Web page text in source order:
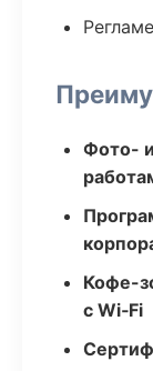
Фото-
Кофе-
с Wi‑Fi